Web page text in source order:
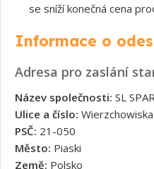
se sníží konečná cena
Informace o
Adresa pro zaslání
Název společnosti: SL
Ulice a číslo:
PSČ: 21-050
Město: Piaski
Země: Polsko